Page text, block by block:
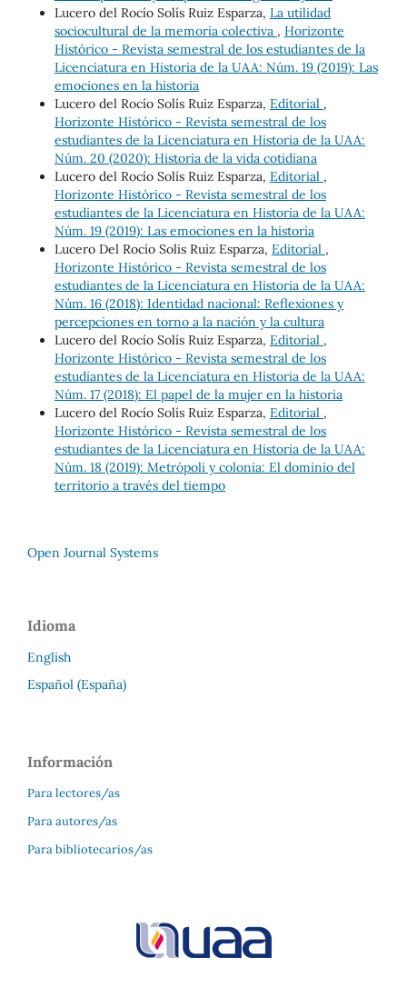
Lucero del Rocío Solís Ruiz Esparza, La utilidad
sociocultural de la memoria colectiva , Horizonte
Histórico - Revista semestral de los estudiantes de la
Licenciatura en Historia de la UAA: Núm. 19 (2019): Las
emociones en la historia
Lucero del Rocío Solís Ruiz Esparza, Editorial ,
Horizonte Histórico - Revista semestral de los
estudiantes de la Licenciatura en Historia de la UAA:
Núm. 20 (2020): Historia de la vida cotidiana
Lucero del Rocío Solís Ruiz Esparza, Editorial ,
Horizonte Histórico - Revista semestral de los
estudiantes de la Licenciatura en Historia de la UAA:
Núm. 19 (2019): Las emociones en la historia
Lucero Del Rocío Solis Ruiz Esparza, Editorial ,
Horizonte Histórico - Revista semestral de los
estudiantes de la Licenciatura en Historia de la UAA:
Núm. 16 (2018): Identidad nacional: Reflexiones y
percepciones en torno a la nación y la cultura
Lucero del Rocío Solís Ruiz Esparza, Editorial ,
Horizonte Histórico - Revista semestral de los
estudiantes de la Licenciatura en Historia de la UAA:
Núm. 17 (2018): El papel de la mujer en la historia
Lucero del Rocío Solís Ruiz Esparza, Editorial ,
Horizonte Histórico - Revista semestral de los
estudiantes de la Licenciatura en Historia de la UAA:
Núm. 18 (2019): Metrópoli y colonia: El dominio del
territorio a través del tiempo
Open Journal Systems
Idioma
English
Español (España)
Información
Para lectores/as
Para autores/as
Para bibliotecarios/as